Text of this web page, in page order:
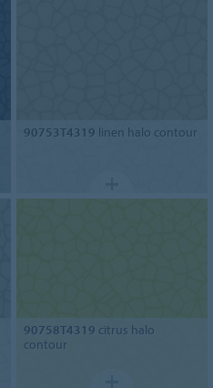
90753T4319 linen halo contour
90758T4319 citrus halo
contour